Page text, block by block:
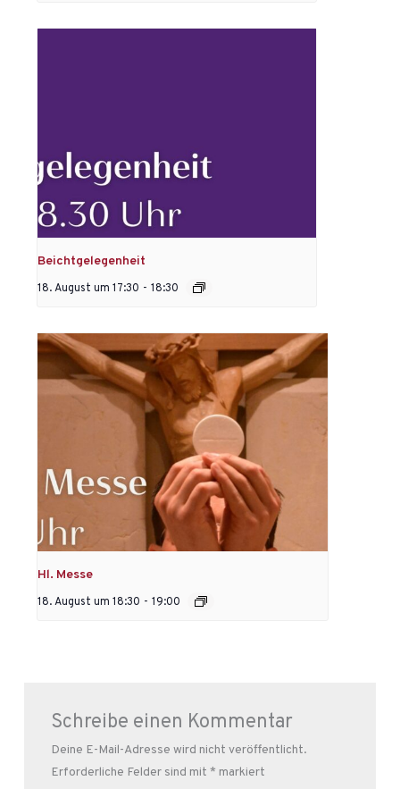
Beichtgelegenheit
18. August um 17:30 - 18:30
Hl. Messe
18. August um 18:30 - 19:00
Schreibe einen Kommentar
Deine E-Mail-Adresse wird nicht veröffentlicht.
Erforderliche Felder sind mit * markiert